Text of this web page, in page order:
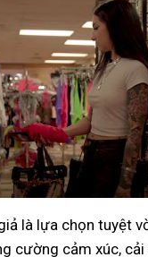
là lựa chọn tuyệt
cường cảm xúc, cải